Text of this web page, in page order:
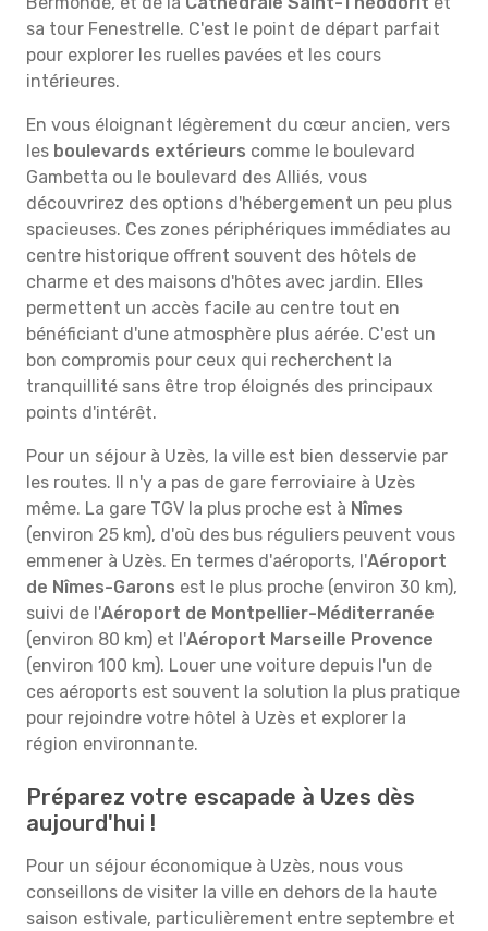
sa tour Fenestrelle. C'est le point de départ parfait
pour explorer les ruelles pavées et les cours
intérieures.
En vous éloignant légèrement du cœur ancien, vers
les boulevards extérieurs comme le boulevard
Gambetta ou le boulevard des Alliés, vous
découvrirez des options d'hébergement un peu plus
spacieuses. Ces zones périphériques immédiates au
centre historique offrent souvent des hôtels de
charme et des maisons d'hôtes avec jardin. Elles
permettent un accès facile au centre tout en
bénéficiant d'une atmosphère plus aérée. C'est un
bon compromis pour ceux qui recherchent la
tranquillité sans être trop éloignés des principaux
points d'intérêt.
Pour un séjour à Uzès, la ville est bien desservie par
les routes. Il n'y a pas de gare ferroviaire à Uzès
même. La gare TGV la plus proche est à Nîmes
(environ 25 km), d'où des bus réguliers peuvent vous
emmener à Uzès. En termes d'aéroports, l'Aéroport
de Nîmes-Garons est le plus proche (environ 30 km),
suivi de l'Aéroport de Montpellier-Méditerranée
(environ 80 km) et l'Aéroport Marseille Provence
(environ 100 km). Louer une voiture depuis l'un de
ces aéroports est souvent la solution la plus pratique
pour rejoindre votre hôtel à Uzès et explorer la
région environnante.
Préparez votre escapade à Uzes dès
aujourd'hui !
Pour un séjour économique à Uzès, nous vous
conseillons de visiter la ville en dehors de la haute
saison estivale, particulièrement entre septembre et